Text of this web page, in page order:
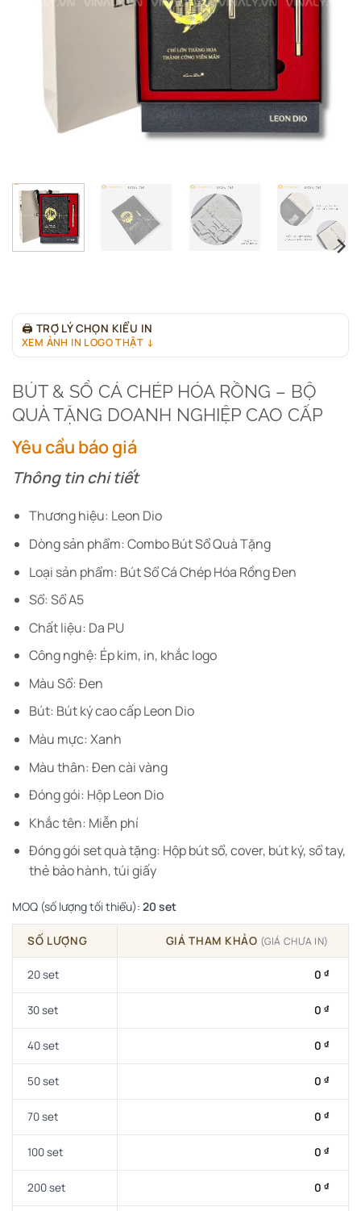
🖨 TRỢ LÝ CHỌN KIỂU IN
XEM ẢNH IN LOGO THẬT ↓
BÚT & SỔ CÁ CHÉP HÓA RỒNG – BỘ
QUÀ TẶNG DOANH NGHIỆP CAO CẤP
Yêu cầu báo giá
Thông tin chi tiết
Thương hiệu: Leon Dio
Dòng sản phẩm: Combo Bút Sổ Quà Tặng
Loại sản phẩm: Bút Sổ Cá Chép Hóa Rồng Đen
Sổ: Sổ A5
Chất liệu: Da PU
Công nghệ: Ép kim, in, khắc logo
Màu Sổ: Đen
Bút: Bút ký cao cấp Leon Dio
Màu mực: Xanh
Màu thân: Đen cài vàng
Đóng gói: Hộp Leon Dio
Khắc tên: Miễn phí
Đóng gói set quà tặng: Hộp bút sổ, cover, bút ký, sổ tay,
thẻ bảo hành, túi giấy
MOQ (số lượng tối thiểu): 20 set
SỐ LƯỢNG GIÁ THAM KHẢO (GIÁ CHƯA IN)
20 set 0 ₫
30 set 0 ₫
40 set 0 ₫
50 set 0 ₫
70 set 0 ₫
100 set 0 ₫
200 set 0 ₫